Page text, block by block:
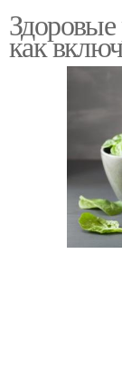
Фузилли со
Салат со
как